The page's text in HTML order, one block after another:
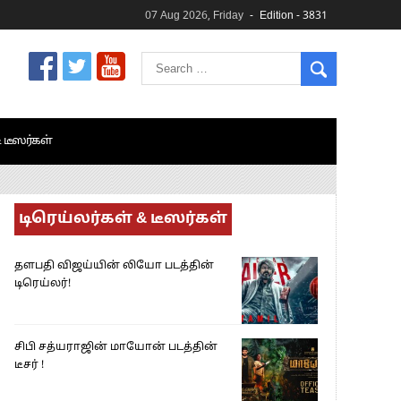
07 Aug 2026, Friday Edition - 3831
டீஸர்கள்
டிரெய்லர்கள் & டீஸர்கள்
தளபதி விஜய்யின் லியோ படத்தின்
டிரெய்லர்!
சிபி சத்யராஜின் மாயோன் படத்தின்
டீசர் !